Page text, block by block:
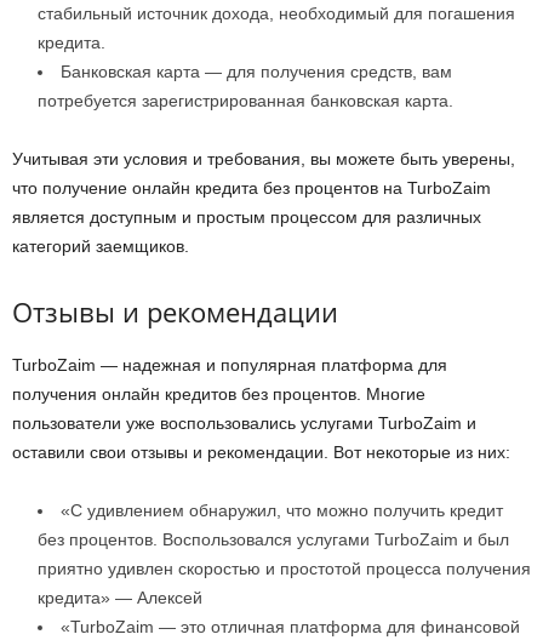
стабильный источник дохода, необходимый для погашения
кредита.
Банковская карта — для получения средств, вам
потребуется зарегистрированная банковская карта.
Учитывая эти условия и требования, вы можете быть уверены,
что получение онлайн кредита без процентов на TurboZaim
является доступным и простым процессом для различных
категорий заемщиков.
Отзывы и рекомендации
TurboZaim — надежная и популярная платформа для
получения онлайн кредитов без процентов. Многие
пользователи уже воспользовались услугами TurboZaim и
оставили свои отзывы и рекомендации. Вот некоторые из них:
«С удивлением обнаружил, что можно получить кредит
без процентов. Воспользовался услугами TurboZaim и был
приятно удивлен скоростью и простотой процесса получения
кредита» — Алексей
«TurboZaim — это отличная платформа для финансовой